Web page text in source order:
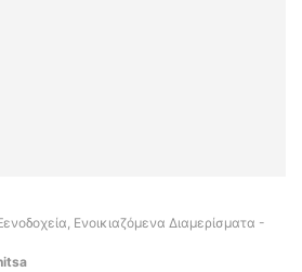
Ενοικιαζόμενα Διαμερίσματα -